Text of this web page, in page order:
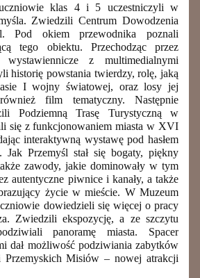
klas 4 i 5 uczestniczyli w
Zwiedzili Centrum Dowodzenia
Pod okiem przewodnika poznali
tego obiektu. Przechodząc przez
wystawiennicze z multimedialnymi
historię powstania twierdzy, rolę, jaką
I wojny światowej, oraz losy jej
film tematyczny. Następnie
Podziemną Trasę Turystyczną w
się z funkcjonowaniem miasta w XVI
interaktywną wystawę pod hasłem
Jak Przemyśl stał się bogaty, piękny
zawody, jakie dominowały w tym
autentyczne piwnice i kanały, a także
życie w mieście. W Muzeum
dowiedzieli się więcej o pracy
Zwiedzili ekspozycję, a ze szczytu
panoramę miasta. Spacer
dał możliwość podziwiania zabytków
Przemyskich Misiów – nowej atrakcji